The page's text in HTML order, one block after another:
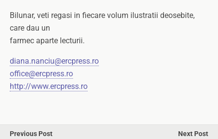
Bilunar, veti regasi in fiecare volum ilustratii deosebite,
care dau un
farmec aparte lecturii.
diana.nanciu@ercpress.ro
office@ercpress.ro
http://www.ercpress.ro
Previous Post
Next Post